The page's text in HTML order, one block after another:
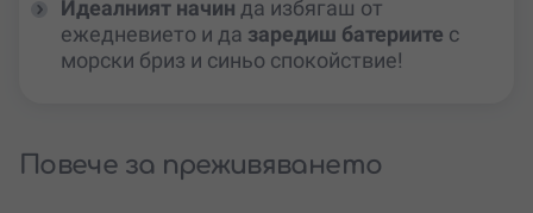
Идеалният начин да избягаш от
ежедневието и да заредиш батериите с
морски бриз и синьо спокойствие!
Повече за преживяването